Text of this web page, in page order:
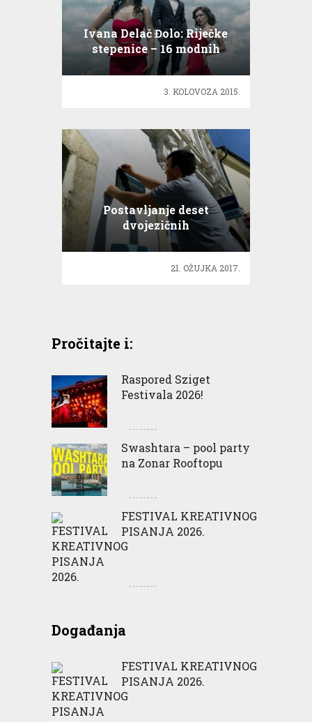
Ivana Delač Đolo: Riječke
stepenice – 16 modnih
revija…
3. KOLOVOZA 2015.
Postavljanje deset
dvojezičnih
interpretacijskih ploča
21. OŽUJKA 2017.
Pročitajte i:
Raspored Sziget
Festivala 2026!
Swashtara – pool party
na Zonar Rooftopu
FESTIVAL KREATIVNOG
PISANJA 2026.
Događanja
FESTIVAL KREATIVNOG
PISANJA 2026.